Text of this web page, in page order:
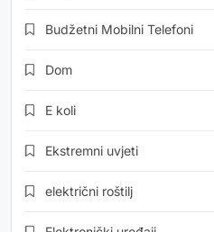
Budžetni Mobilni Telefoni
Dom
E koli
Ekstremni uvjeti
električni roštilj